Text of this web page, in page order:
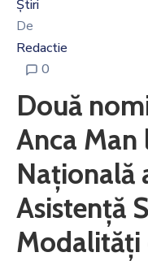
Știri
De
Redactie
0
Două
Anca Man
Națională
Asistență
Modalități